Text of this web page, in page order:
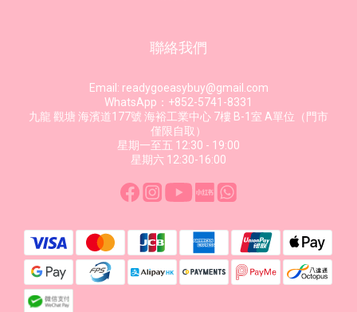
聯絡我們
Email: readygoeasybuy@gmail.com
WhatsApp：+852-5741-8331
九龍 觀塘 海濱道177號 海裕工業中心 7樓 B-1室 A單位（門市
僅限自取）
星期一至五 12:30 - 19:00
星期六 12:30-16:00